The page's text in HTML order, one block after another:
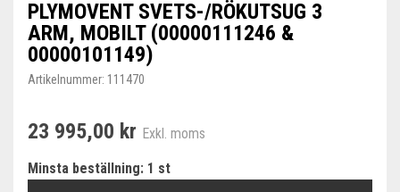
PLYMOVENT SVETS-/RÖKUTSUG 3
ARM, MOBILT (00000111246 &
00000101149)
Artikelnummer: 111470
23 995,00 kr Exkl. moms
Minsta beställning: 1 st